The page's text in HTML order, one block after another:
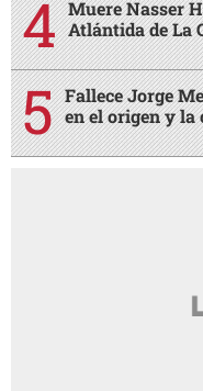
Muere Nasser
Atlántida de La
Fallece Jorge
en el origen y la